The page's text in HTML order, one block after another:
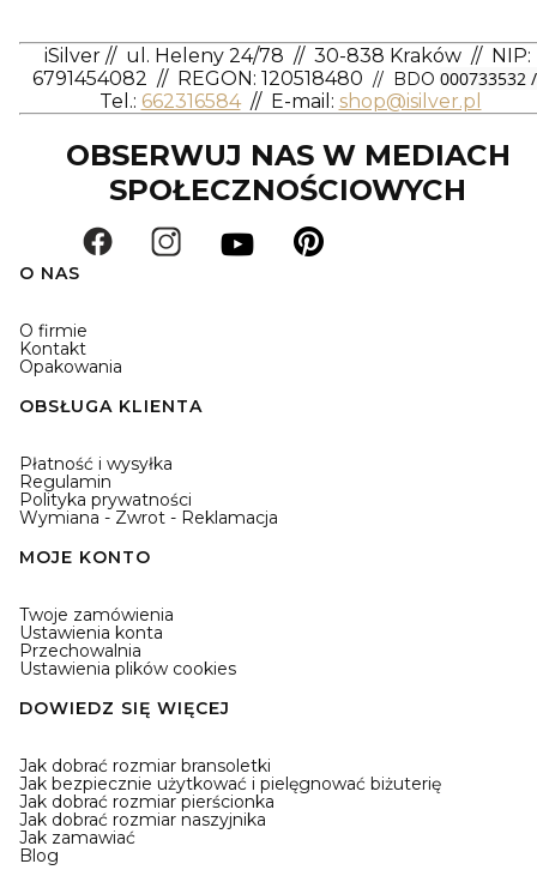
iSilver // ul. Heleny 24/78 // 30-838 Kraków // NIP:
6791454082 // REGON: 120518480 // BDO 000733532
Tel.: 662316584 // E-mail: shop@isilver.pl
OBSERWUJ NAS W MEDIACH
SPOŁECZNOŚCIOWYCH
O NAS
O firmie
Kontakt
Opakowania
OBSŁUGA KLIENTA
Płatność i wysyłka
Regulamin
Polityka prywatności
Wymiana - Zwrot - Reklamacja
MOJE KONTO
Twoje zamówienia
Ustawienia konta
Przechowalnia
Ustawienia plików cookies
DOWIEDZ SIĘ WIĘCEJ
Jak dobrać rozmiar bransoletki
Jak bezpiecznie użytkować i pielęgnować biżuterię
Jak dobrać rozmiar pierścionka
Jak dobrać rozmiar naszyjnika
Jak zamawiać
Blog